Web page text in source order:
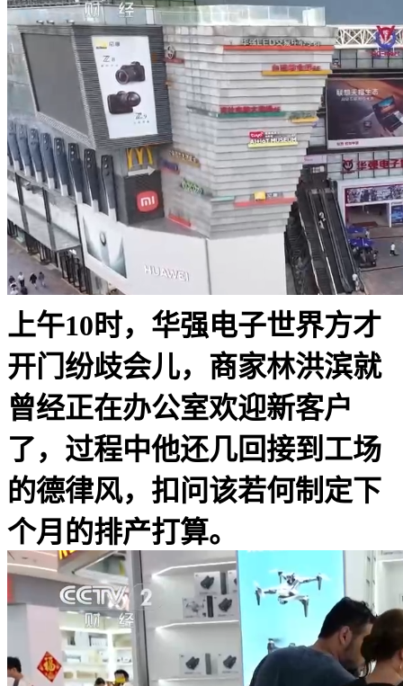
上午10时，华强电子世界方才
开门纷歧会儿，商家林洪滨就
曾经正在办公室欢迎新客户
了，过程中他还几回接到工场
的德律风，扣问该若何制定下
个月的排产打算。